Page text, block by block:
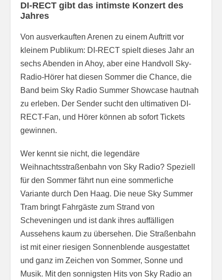
DI-RECT gibt das intimste Konzert des
Jahres
Von ausverkauften Arenen zu einem Auftritt vor
kleinem Publikum: DI-RECT spielt dieses Jahr an
sechs Abenden in Ahoy, aber eine Handvoll Sky-
Radio-Hörer hat diesen Sommer die Chance, die
Band beim Sky Radio Summer Showcase hautnah
zu erleben. Der Sender sucht den ultimativen DI-
RECT-Fan, und Hörer können ab sofort Tickets
gewinnen.
Wer kennt sie nicht, die legendäre
Weihnachtsstraßenbahn von Sky Radio? Speziell
für den Sommer fährt nun eine sommerliche
Variante durch Den Haag. Die neue Sky Summer
Tram bringt Fahrgäste zum Strand von
Scheveningen und ist dank ihres auffälligen
Aussehens kaum zu übersehen. Die Straßenbahn
ist mit einer riesigen Sonnenblende ausgestattet
und ganz im Zeichen von Sommer, Sonne und
Musik. Mit den sonnigsten Hits von Sky Radio an